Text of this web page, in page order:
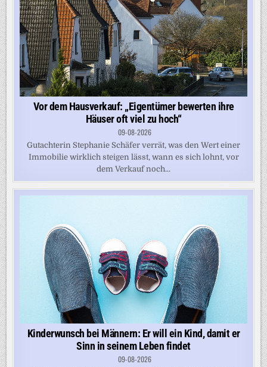
Vor dem Hausverkauf: „Eigentümer bewerten ihre
Häuser oft viel zu hoch“
09-08-2026
Gutachterin Stephanie Schäfer verrät, was den Wert einer
Immobilie wirklich steigen lässt, wann es sich lohnt, vor
dem Verkauf noch...
Kinderwunsch bei Männern: Er will ein Kind, damit er
Sinn in seinem Leben findet
09-08-2026